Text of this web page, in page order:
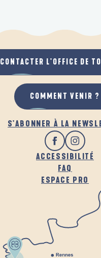
S'ABONNER À LA
ACCESSIBILITÉ
FAQ
ESPACE PRO
CONTACTER L'OFFICE DE
COMMENT VENIR ?